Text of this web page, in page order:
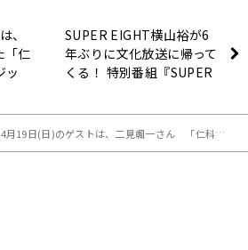
、
「仁
ッ
SUPER EIGHT横山裕が6
年ぶりに文化放送に帰って
くる！ 特別番組『SUPER
決定！
4月19日(日)のゲストは、二見颯一さん 「仁科美咲の遊々ミュージック」